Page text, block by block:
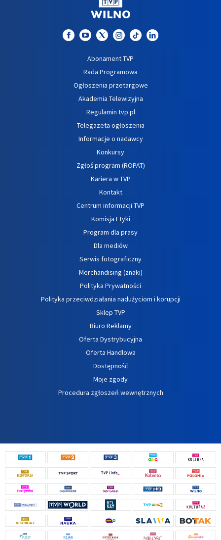
Abonament TVP
Rada Programowa
Ogłoszenia przetargowe
Akademia Telewizyjna
Regulamin tvp.pl
Telegazeta ogłoszenia
Informacje o nadawcy
Konkursy
Zgłoś program (ROPAT)
Kariera w TVP
Kontakt
Centrum informacji TVP
Komisja Etyki
Program dla prasy
Dla mediów
Serwis fotograficzny
Merchandising (znaki)
Polityka Prywatności
Polityka przeciwdziałania nadużyciom i korupcji
Sklep TVP
Biuro Reklamy
Oferta Dystrybucyjna
Oferta Handlowa
Dostępność
Moje zgody
Procedura zgłoszeń wewnętrznych